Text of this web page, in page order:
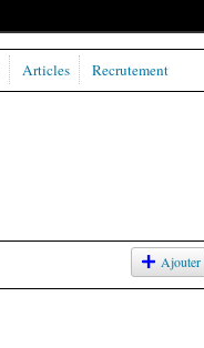
Articles Recrutement
Ajouter